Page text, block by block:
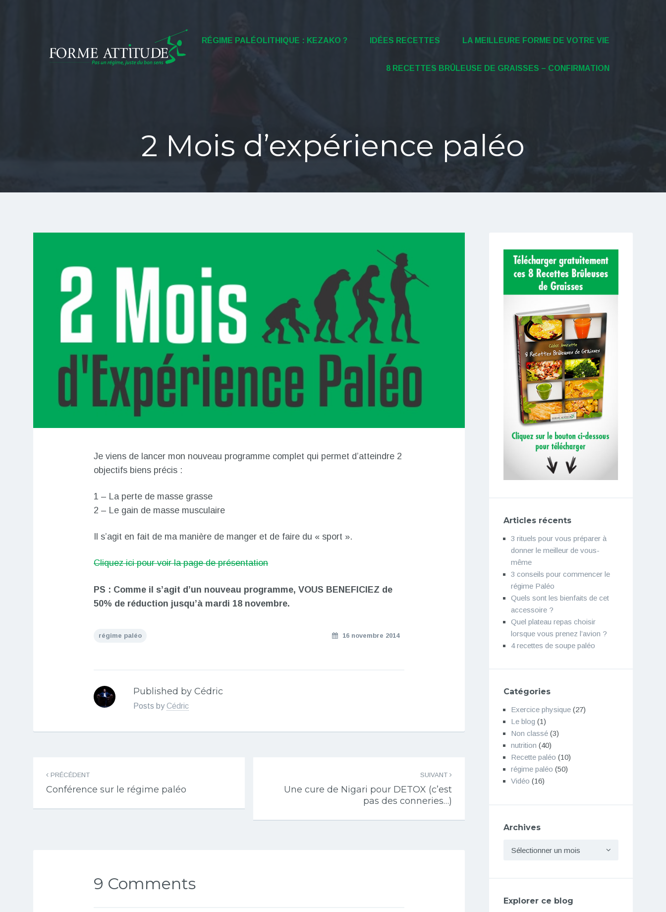
RÉGIME PALÉOLITHIQUE : KEZAKO ? IDÉES RECETTES LA MEILLEURE FORME DE VOTRE VIE
8 RECETTES BRÛLEUSE DE GRAISSES – CONFIRMATION
2 Mois d’expérience paléo
Je viens de lancer mon nouveau programme complet qui permet d’atteindre 2
objectifs biens précis :
1 – La perte de masse grasse
2 – Le gain de masse musculaire
Il s’agit en fait de ma manière de manger et de faire du « sport ».
Cliquez ici pour voir la page de présentation
PS : Comme il s’agit d’un nouveau programme, VOUS BENEFICIEZ de
50% de réduction jusqu’à mardi 18 novembre.
régime paléo 16 novembre 2014
Published by Cédric
Posts byCédric
Navigation
des
articles
PRÉCÉDENT
Conférence sur le régime paléo
SUIVANT
Une cure de Nigari pour DETOX (c’est
pas des conneries…)
9 Comments
Articles récents
3 rituels pour vous préparer à
donner le meilleur de vous-
même
3 conseils pour commencer le
régime Paléo
Quels sont les bienfaits de cet
accessoire ?
Quel plateau repas choisir
lorsque vous prenez l’avion ?
4 recettes de soupe paléo
Catégories
Exercice physique(27)
Le blog (1)
Non classé(3)
nutrition (40)
Recette paléo (10)
régime paléo (50)
Vidéo (16)
Archives
Explorer ce blog